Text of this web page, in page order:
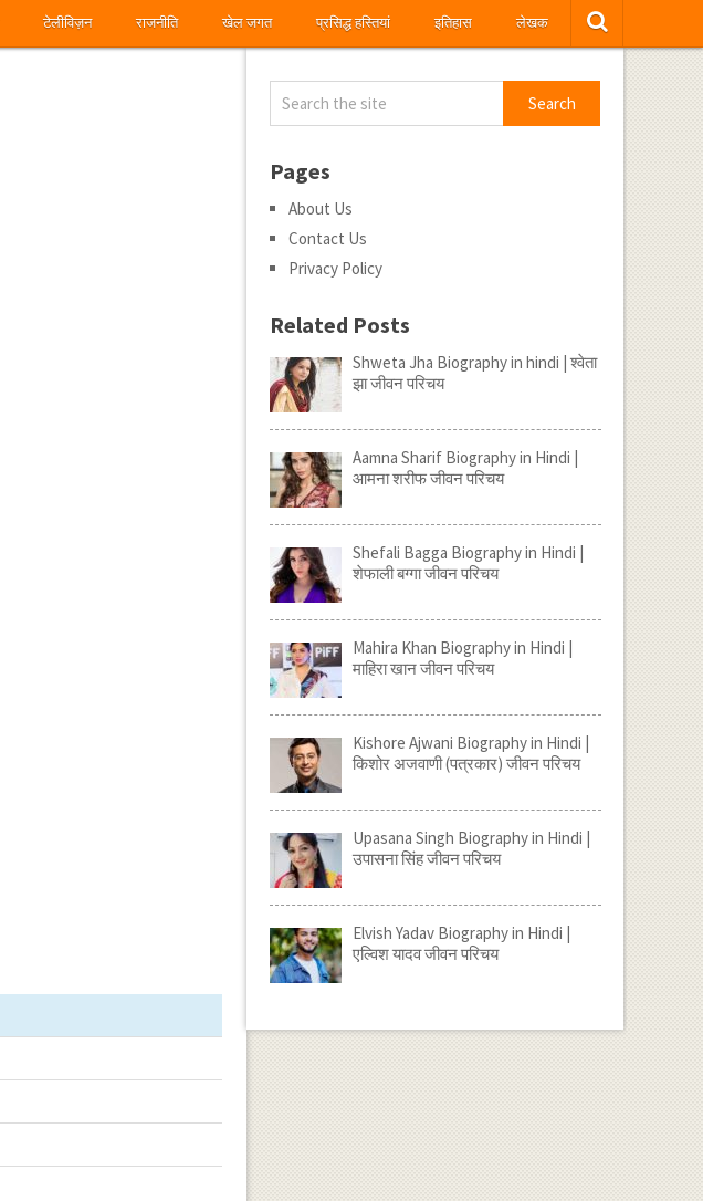
टेलीविज़न राजनीति खेल जगत प्रसिद्ध हस्तियां इतिहास लेखक
Pages
About Us
Contact Us
Privacy Policy
Related Posts
Shweta Jha Biography in hindi | श्वेता
झा जीवन परिचय
Aamna Sharif Biography in Hindi |
आमना शरीफ जीवन परिचय
Shefali Bagga Biography in Hindi |
शेफाली बग्गा जीवन परिचय
Mahira Khan Biography in Hindi |
माहिरा खान जीवन परिचय
Kishore Ajwani Biography in Hindi |
किशोर अजवाणी (पत्रकार) जीवन परिचय
Upasana Singh Biography in Hindi |
उपासना सिंह जीवन परिचय
Elvish Yadav Biography in Hindi |
एल्विश यादव जीवन परिचय